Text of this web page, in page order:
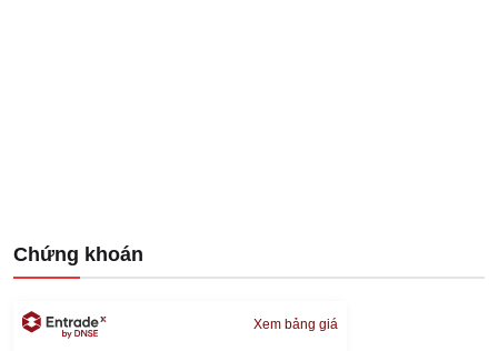
Chứng khoán
Xem bảng giá